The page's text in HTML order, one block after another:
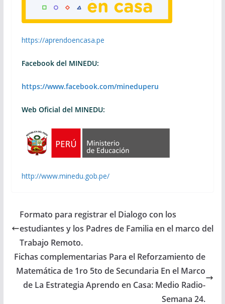
https://aprendoencasa.pe
Facebook del MINEDU:
https://www.facebook.com/mineduperu
Web Oficial del MINEDU:
http://www.minedu.gob.pe/
Formato para registrar el Dialogo con los
estudiantes y los Padres de Familia en el marco del
Trabajo Remoto.
Fichas complementarias Para el Reforzamiento de
Matemática de 1ro 5to de Secundaria En el Marco
de La Estrategia Aprendo en Casa: Medio Radio-
Semana 24.